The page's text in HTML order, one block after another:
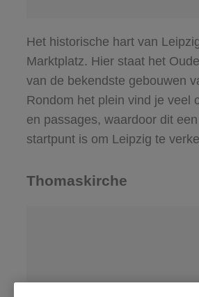
Het historische hart van
Marktplatz. Hier staat het
van de bekendste gebouwen
Rondom het plein vind je veel
en passages, waardoor dit
startpunt is om Leipzig te
Thomaskirche